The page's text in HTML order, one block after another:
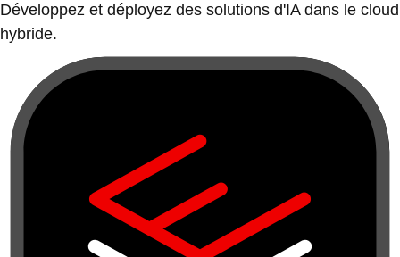
Développez et déployez des solutions d'IA dans le cloud
hybride.